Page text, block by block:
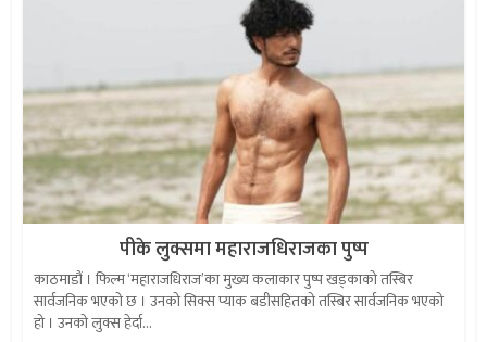
पीके लुक्समा महाराजधिराजका पुष्प
काठमाडौं । फिल्म ‘महाराजधिराज’का मुख्य कलाकार पुष्प खड्काको तस्बिर
सार्वजनिक भएको छ । उनको सिक्स प्याक बडीसहितको तस्बिर सार्वजनिक भएको
हो । उनको लुक्स हेर्दा...